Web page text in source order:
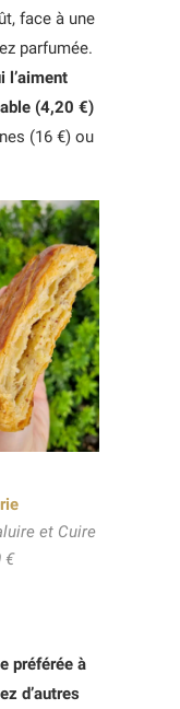
face à une
parfumée.
l’aiment
(4,20 €)
(16 €) ou
et Cuire
€
préférée à
d’autres